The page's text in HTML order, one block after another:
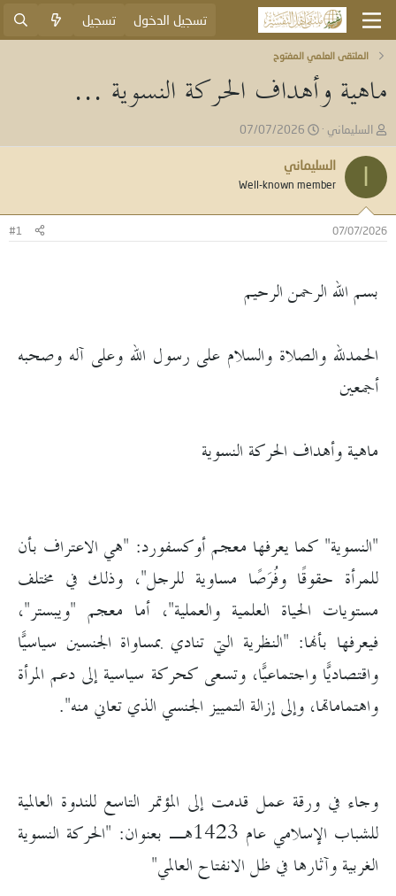
تسجيل الدخول تسجيل
الملتقى العلمي المفتوح
ماهية وأهداف الحركة النسوية ...
ب
ا
د
ل
م
و
السليماني
ت
ا
ر
خ
ب
07/07/2026
السليماني
Well-known member
07/07/2026
#1
بسم الله الرحمن الرحيم
الحمدلله والصلاة والسلام على رسول الله وعلى آله وصحبه
أجمعين
ماهية وأهداف الحركة النسوية
"النسوية" كما يعرفها معجم أوكسفورد: "هي الاعتراف بأن
للمرأة حقوقًا وفُرَصًا مساوية للرجل"، وذلك في مختلف
مستويات الحياة العلمية والعملية"، أما معجم "ويبستر"،
فيعرفها بأنها: "النظرية التي تنادي بمساواة الجنسين سياسيًّا
واقتصاديًّا واجتماعيًّا، وتسعى كحركة سياسية إلى دعم المرأة
واهتماماتها، وإلى إزالة التمييز الجنسي الذي تعاني منه".
وجاء في ورقة عمل قدمت إلى المؤتمر التاسع للندوة العالمية
للشباب الإسلامي عام 1423هـ بعنوان: "الحركة النسوية
الغربية وآثارها في ظل الانفتاح العالمي"